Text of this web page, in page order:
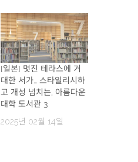
[일본] 멋진 테라스에 거
대한 서가… 스타일리시하
고 개성 넘치는, 아름다운
대학 도서관 3
2025년 02월 14일